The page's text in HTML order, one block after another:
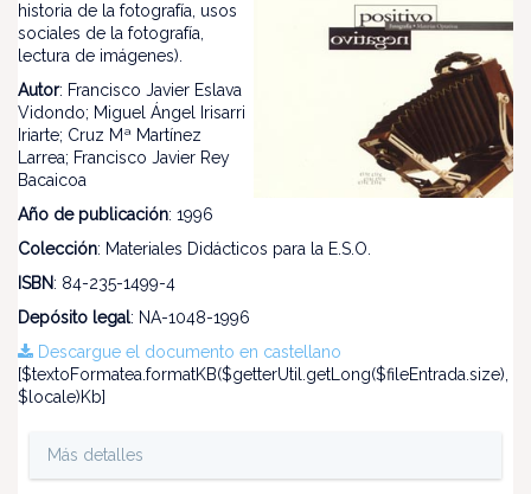
historia de la fotografía, usos
sociales de la fotografía,
lectura de imágenes).
Autor: Francisco Javier Eslava
Vidondo; Miguel Ángel Irisarri
Iriarte; Cruz Mª Martínez
Larrea; Francisco Javier Rey
Bacaicoa
Año de publicación: 1996
Colección: Materiales Didácticos para la E.S.O.
ISBN: 84-235-1499-4
Depósito legal: NA-1048-1996
Descargue el documento en castellano
[$textoFormatea.formatKB($getterUtil.getLong($fileEntrada.size),
$locale)Kb]
Más detalles